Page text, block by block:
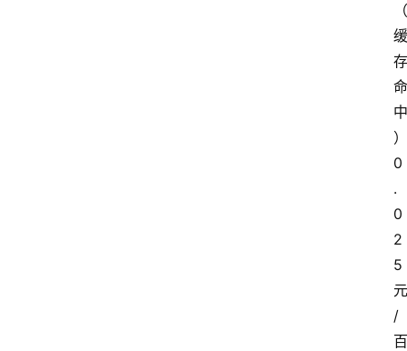
（
缓
存
命
中
）
0
.
0
2
5
元
/
百